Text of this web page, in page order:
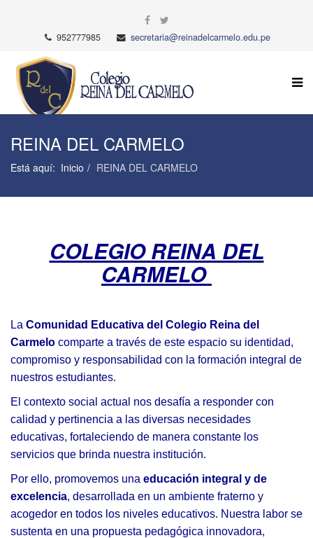
952777985 secretaria@reinadelcarmelo.edu.pe
REINA DEL CARMELO
Está aquí: Inicio REINA DEL CARMELO
COLEGIO REINA DEL
CARMELO
La Comunidad Educativa del Colegio Reina del
Carmelo comparte a través de este espacio su identidad,
compromiso y responsabilidad con la formación integral de
nuestros estudiantes.
El contexto social actual nos desafía a responder con
calidad y pertinencia a las diversas necesidades
educativas, fortaleciendo de manera constante los
servicios que brinda nuestra institución.
Por ello, promovemos una educación integral y de
excelencia, desarrollada en un ambiente fraterno y
acogedor en todos los niveles educativos. Nuestra labor se
sustenta en una propuesta pedagógica innovadora,